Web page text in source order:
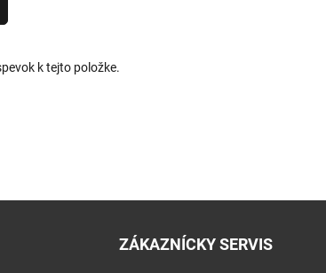
k tejto položke.
ZÁKAZNÍCKY SERVIS